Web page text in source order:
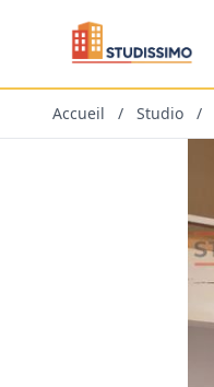
Accueil / Studio /